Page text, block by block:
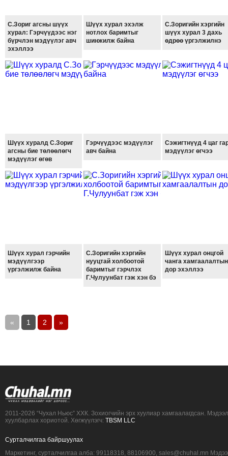
ЗӨРЧЛИЙН
ХУУЛИЙН
ЭРГЭН
ТОЙРОНД
ЕРӨНХИЙЛӨГЧИЙН
С.Зориг агсны шүүх
хурал: Гэрчүүдээс нэг
бүрчлэн мэдүүлэг авч
эхэллээ
Шүүх хурал эхэлж
нотлох баримтыг
шинжилж байна
С.Зоригийн хэргийн
шүүх хурал 3 дахь
өдрөө үргэлжилнэ
Шүүх хуралд С.Зориг
агсны бие төлөөлөгч
мэдүүлэг өгөв
Гэрчүүдээс мэдүүлэг
авч байна
Сэжигтнүүд 4 цаг
мэдүүлэг өгчээ
Шүүх хурал гэрчийн
мэдүүлгээр
үргэлжилж байна
С.Зоригийн хэргийн
нууцтай холбоотой
баримтыг гэрчлэх
Г.Чулуунбат гэж хэн бэ
Шүүх хурал онцгой
чанга хамгаалалтын
дор эхэллээ
« 1 2 »
2011-2026 “Чухал Ньюс” ХХК. Зохиогчийн эрх хуулиар хамгаалагдсан.
хуулбарлах хориотой. Хөгжүүлэгч: TBSM LLC
Сурталчилгаа байршуулах
Маркетинг, сурталчилгаа алба: 99118318, 88106900, sales@chuhal.mn